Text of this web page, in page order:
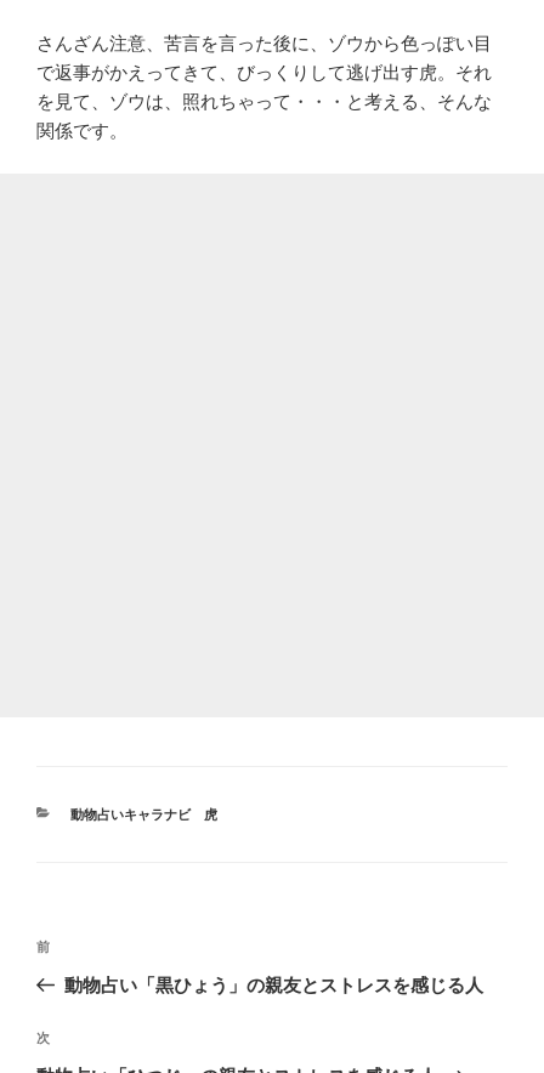
さんざん注意、苦言を言った後に、ゾウから色っぽい目
で返事がかえってきて、びっくりして逃げ出す虎。それ
を見て、ゾウは、照れちゃって・・・と考える、そんな
関係です。
カ
動物占いキャラナビ 虎
投
ビ
前
の
稿
前
動物占い「黒ひょう」の親友とストレスを感じる人
次
次